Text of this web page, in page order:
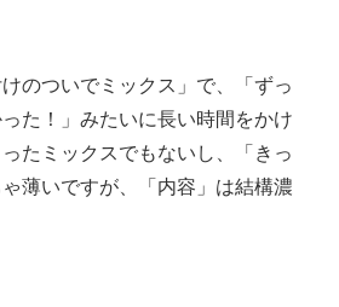
のついでミックス」で、「ずっ
た！」みたいに長い時間をかけ
たミックスでもないし、「きっ
薄いですが、「内容」は結構濃